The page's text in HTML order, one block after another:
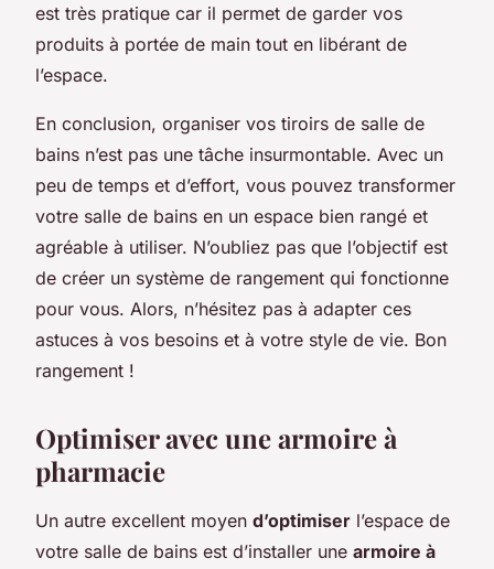
est très pratique car il permet de garder vos
produits à portée de main tout en libérant de
l’espace.
En conclusion, organiser vos tiroirs de salle de
bains n’est pas une tâche insurmontable. Avec un
peu de temps et d’effort, vous pouvez transformer
votre salle de bains en un espace bien rangé et
agréable à utiliser. N’oubliez pas que l’objectif est
de créer un système de rangement qui fonctionne
pour vous. Alors, n’hésitez pas à adapter ces
astuces à vos besoins et à votre style de vie. Bon
rangement !
Optimiser avec une armoire à
pharmacie
Un autre excellent moyen d’optimiser l’espace de
votre salle de bains est d’installer une armoire à